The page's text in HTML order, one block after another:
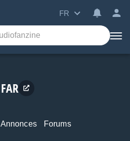
FR
FAR
Annonces Forums